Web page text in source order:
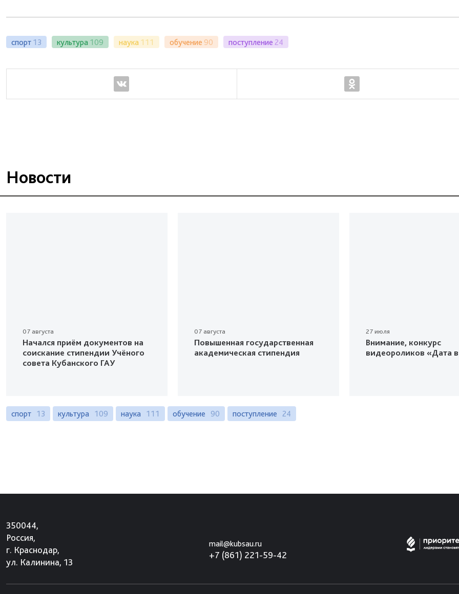
спорт 13 культура 109 наука 111 обучение 90 поступление 24
Новости
07 августа
Начался приём документов на
соискание стипендии Учёного
совета Кубанского ГАУ
07 августа
Повышенная государственная
академическая стипендия
27 июля
Внимание, конкурс
видеороликов «Дата
спорт 13 культура 109 наука 111 обучение 90 поступление 24
350044,
Россия,
г. Краснодар,
ул. Калинина, 13
mail@kubsau.ru
+7 (861) 221-59-42